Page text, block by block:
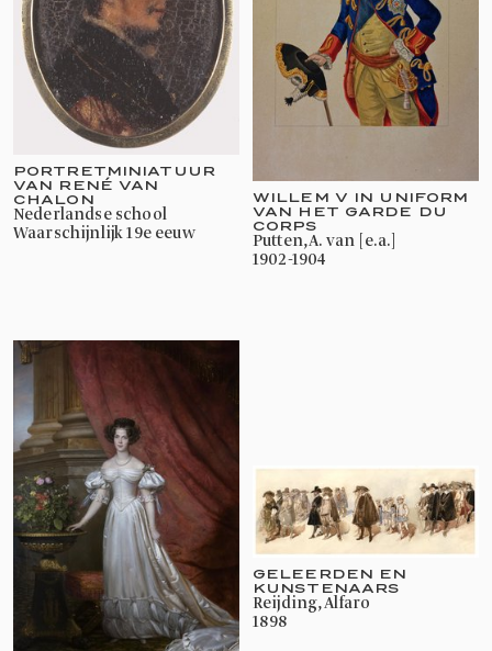
PORTRETMINIATUUR
VAN RENÉ VAN
CHALON
Nederlandse school
waarschijnlijk 19e eeuw
WILLEM V IN UNIFORM
VAN HET GARDE DU
CORPS
Putten, A. van [e.a.]
1902-1904
GELEERDEN EN
KUNSTENAARS
Reijding, Alfaro
1898